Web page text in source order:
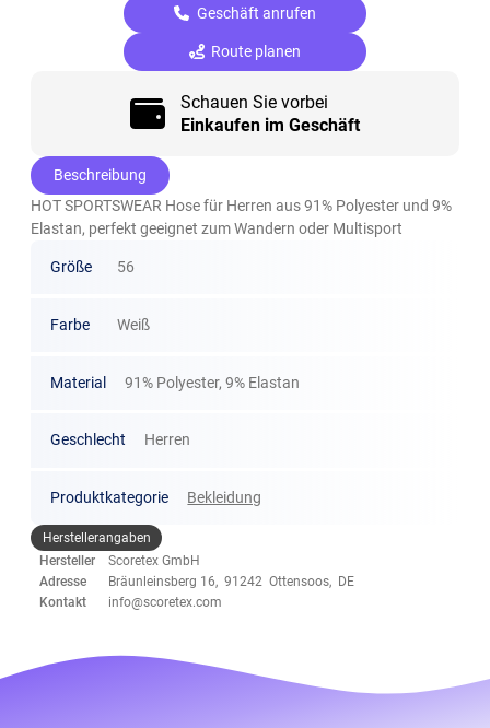
Geschäft anrufen
Route planen
Schauen Sie vorbei
Einkaufen im Geschäft
Beschreibung
HOT SPORTSWEAR Hose für Herren aus 91% Polyester und 9%
Elastan, perfekt geeignet zum Wandern oder Multisport
Größe 56
Farbe Weiß
Material 91% Polyester, 9% Elastan
Geschlecht Herren
Produktkategorie Bekleidung
Herstellerangaben
Hersteller
Scoretex GmbH
Adresse
Bräunleinsberg 16, 91242 Ottensoos, DE
Kontakt
info@scoretex.com